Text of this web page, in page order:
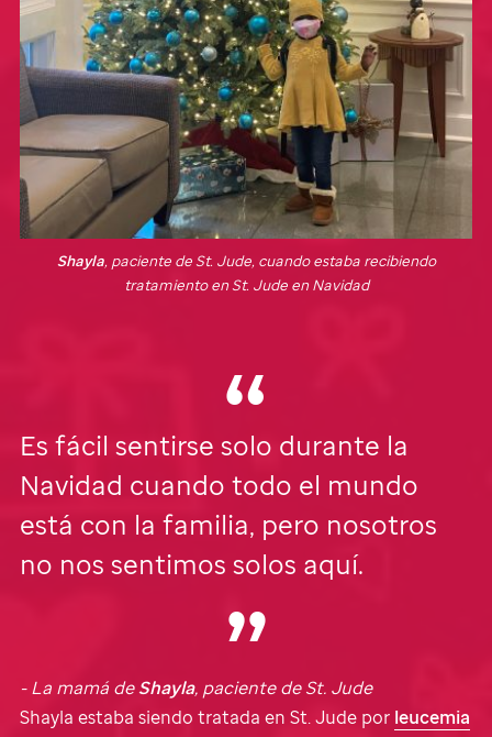
Shayla, paciente deSt. Jude, cuando estaba recibiendo
tratamiento enSt. Judeen Navidad
Es fácil sentirse solo durante la
Navidad cuando todo el mundo
está con la familia, pero nosotros
no nos sentimos solos aquí.
- La mamá deShayla, paciente deSt. Jude
Shayla estaba siendo tratada en St. Jude por leucemia